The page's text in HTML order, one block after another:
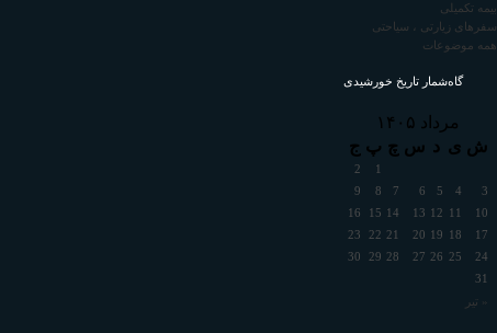
بیمه تکمیلی
سفرهای زیارتی ، سیاحتی
همه موضوعات
گاه‌شمار تاریخ خورشیدی
مرداد ۱۴۰۵
ش ی د س چ پ ج
« تیر
1
2
3
4
5
6
7
8
9
10
11
12
13
14
15
16
17
18
19
20
21
22
23
24
25
26
27
28
29
30
31